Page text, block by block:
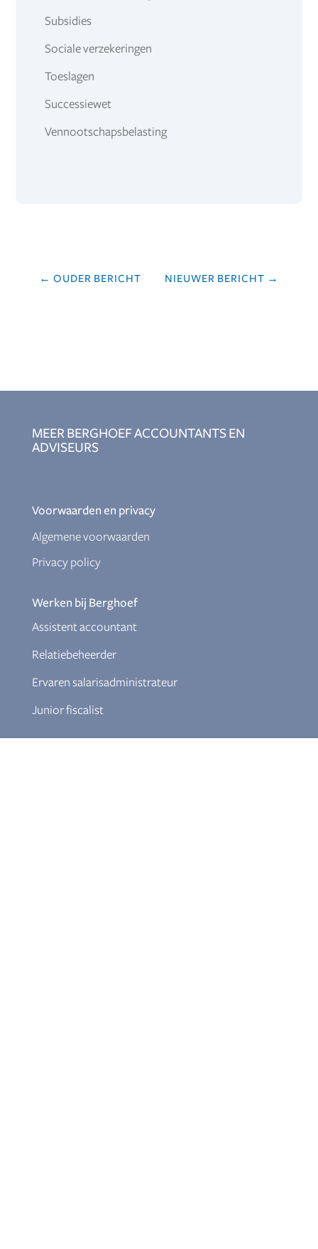
Subsidies
Sociale verzekeringen
Toeslagen
Successiewet
Vennootschapsbelasting
← OUDER BERICHT NIEUWER BERICHT →
MEER BERGHOEF ACCOUNTANTS EN
ADVISEURS
Voorwaarden en privacy
Algemene voorwaarden
Privacy policy
Werken bij Berghoef
Assistent accountant
Relatiebeheerder
Ervaren salarisadministrateur
Junior fiscalist